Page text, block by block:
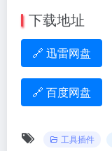
下载地址
🔗 迅雷网盘
🔗 百度网盘
工具插件